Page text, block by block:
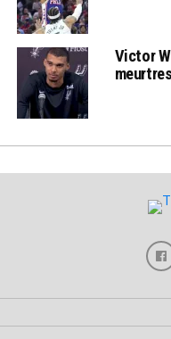
Victor